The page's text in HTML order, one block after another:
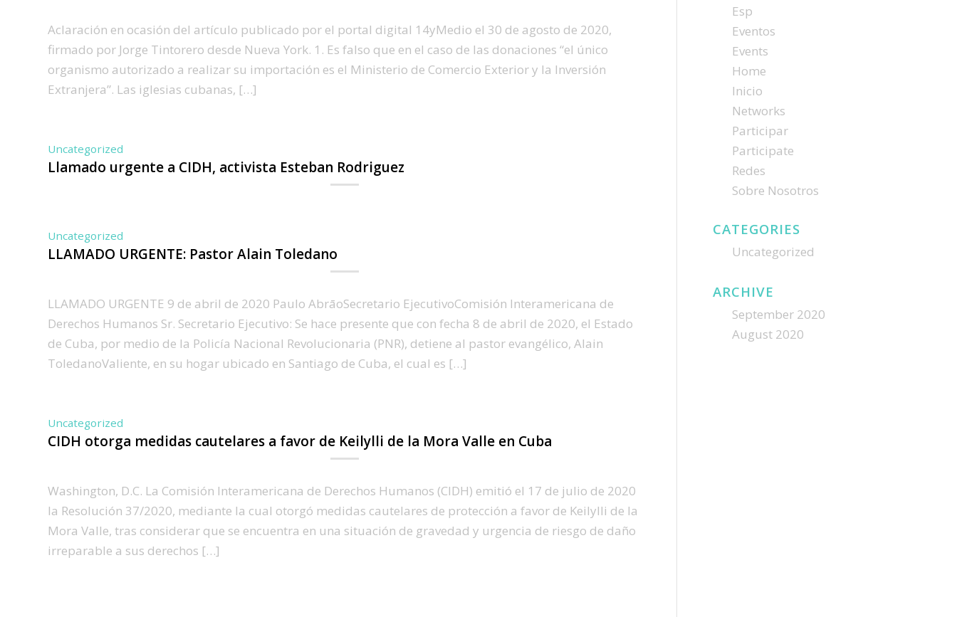
Aclaración en ocasión del artículo publicado por el portal digital 14yMedio el 30 de agosto de 2020,
firmado por Jorge Tintorero desde Nueva York. 1. Es falso que en el caso de las donaciones “el único
organismo autorizado a realizar su importación es el Ministerio de Comercio Exterior y la Inversión
Extranjera”. Las iglesias cubanas, […]
Uncategorized
Llamado urgente a CIDH, activista Esteban Rodriguez
Uncategorized
LLAMADO URGENTE: Pastor Alain Toledano
LLAMADO URGENTE 9 de abril de 2020 Paulo AbrāoSecretario EjecutivoComisión Interamericana de
Derechos Humanos Sr. Secretario Ejecutivo: Se hace presente que con fecha 8 de abril de 2020, el Estado
de Cuba, por medio de la Policía Nacional Revolucionaria (PNR), detiene al pastor evangélico, Alain
ToledanoValiente, en su hogar ubicado en Santiago de Cuba, el cual es […]
Uncategorized
CIDH otorga medidas cautelares a favor de Keilylli de la Mora Valle en Cuba
Washington, D.C. La Comisión Interamericana de Derechos Humanos (CIDH) emitió el 17 de julio de 2020
la Resolución 37/2020, mediante la cual otorgó medidas cautelares de protección a favor de Keilylli de la
Mora Valle, tras considerar que se encuentra en una situación de gravedad y urgencia de riesgo de daño
irreparable a sus derechos […]
Esp
Eventos
Events
Home
Inicio
Networks
Participar
Participate
Redes
Sobre Nosotros
CATEGORIES
Uncategorized
ARCHIVE
September 2020
August 2020